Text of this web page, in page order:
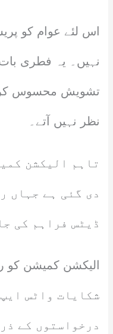
اس لئے عوام کو
نہیں۔ یہ فطری
تشویش محسوس
نظر نہیں آتے۔
تاہم الیکشن
دی گئی ہے جہاں
ڈیٹس فراہم کی
شکایات واٹس
درخواستوں کے